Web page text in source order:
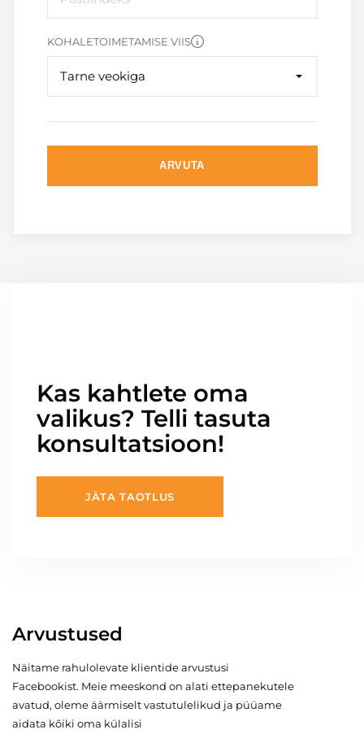
KOHALETOIMETAMISE VIIS
Tarne veokiga
ARVUTA
Kas kahtlete oma
valikus? Telli tasuta
konsultatsioon!
JÄTA TAOTLUS
Arvustused
Näitame rahulolevate klientide arvustusi
Facebookist. Meie meeskond on alati ettepanekutele
avatud, oleme äärmiselt vastutulelikud ja püüame
aidata kõiki oma külalisi